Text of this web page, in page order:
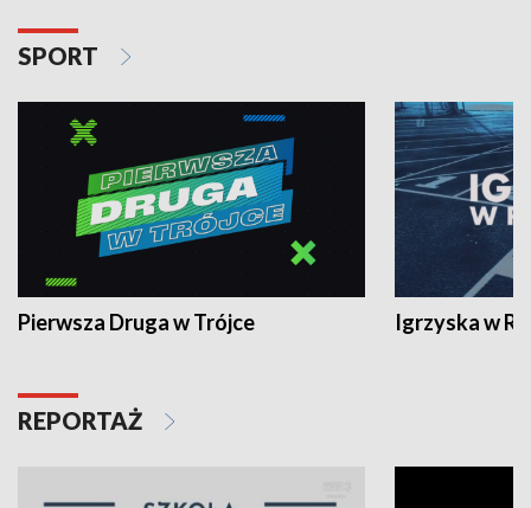
SPORT
Pierwsza Druga w Trójce Igrzyska w
REPORTAŻ